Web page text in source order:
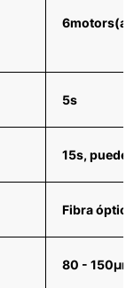
5s
15s,
Fibra
80 - 150μm